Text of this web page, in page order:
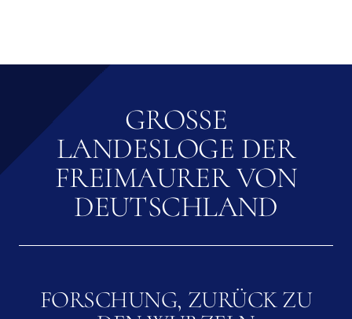
GROSSE L
ANDESLOGE DER F
REIMAURER VON D
EUTSCHLAND
FORSCHUNG, ZURÜCK ZU